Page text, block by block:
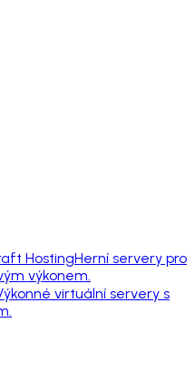
HostingHerní servery pro
výkonem.
virtuální servery s